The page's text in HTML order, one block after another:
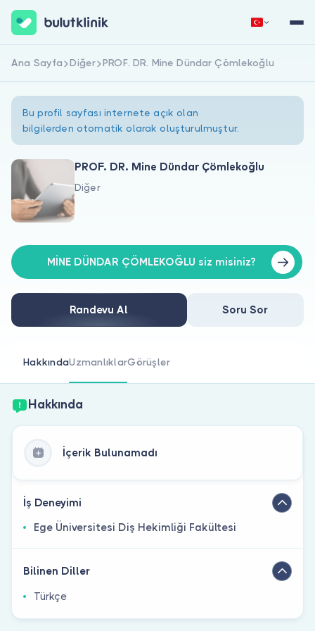
Hakkımızda
Doktorlar için
Doktor musunuz?
Hemen Kaydol Giriş Yap
Ana Sayfa Diğer PROF. DR. Mine Dündar Çömlekoğlu
Bu profil sayfası internete açık olan
bilgilerden otomatik olarak oluşturulmuştur.
PROF. DR. Mine Dündar Çömlekoğlu
Diğer
MİNE DÜNDAR ÇÖMLEKOĞLU siz misiniz?
Randevu Al Soru Sor
HakkındaUzmanlıklarGörüşler
Hakkında
İçerik Bulunamadı
İş Deneyimi
Ege Üniversitesi Diş Hekimliği Fakültesi
Bilinen Diller
Türkçe